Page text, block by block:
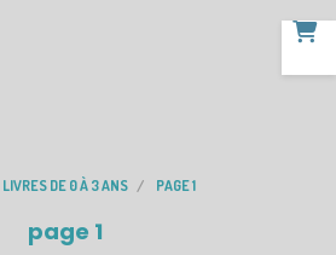
LIVRES DE 0 À 3 ANS PAGE 1
page 1